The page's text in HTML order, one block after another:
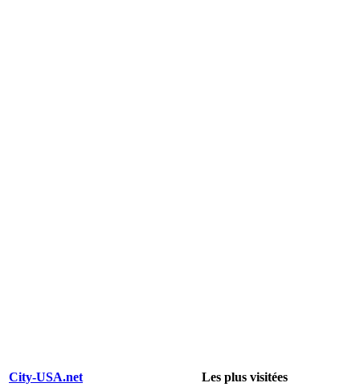
City-USA.net
Les plus visitées